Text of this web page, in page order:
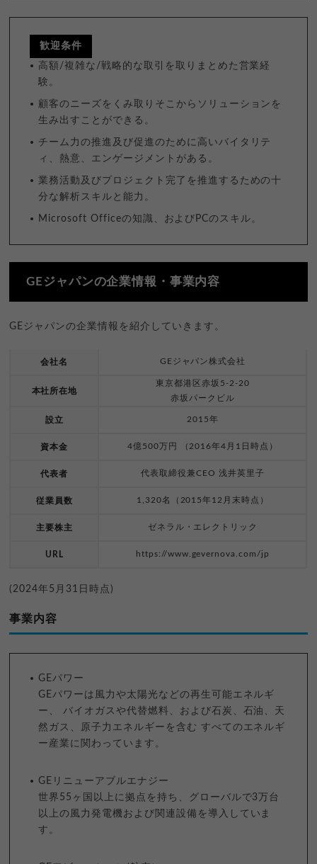
歓迎条件
高額/複雑な/戦略的な取引を取りまとめた営業経
験。
顧客のニーズをくみ取りそこからソリューションを
生み出すことができる。
チーム力の推進及び促進のために高いバイタリテ
ィ、熱意、エンゲージメントがある。
業務活動及びプロジェクト完了を推進するための十
分な解析スキルと能力。
Microsoft Officeの知識、およびPCのスキル。
GEジャパンの企業情報・事業内容
GEジャパンの企業情報を紹介していきます。
会社名 GEジャパン株式会社
本社所在地
東京都港区赤坂5-2-20
赤坂パークビル
設立 2015年
資本金 4億500万円 （2016年4月1日時点）
代表者 代表取締役兼CEO 浅井英里子
従業員数 1,320名（2015年12月末時点）
主要株主 ゼネラル・エレクトリック
URL https://www.gevernova.com/jp
(2024年5月31日時点)
事業内容
GEパワー
GEパワーは風力や太陽光などの再生可能エネルギ
ー、 バイオガスや代替燃料、および石炭、石油、天
然ガス、原子力エネルギーを含む すべてのエネルギ
ー産業に関わっています。
GEリニューアブルエナジー
世界55ヶ国以上に拠点を持ち、グローバルで3万台
以上の風力発電機および関連設備を導入していま
す。